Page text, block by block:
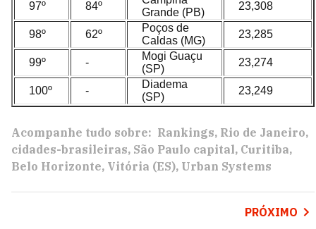
97º 84º
Grande (PB)
23,308
98º 62º
Poços de
Caldas (MG)
23,285
99º -
Mogi Guaçu
(SP)
23,274
100º -
Diadema
(SP)
23,249
Acompanhe tudo sobre: Rankings Rio de Janeiro
cidades-brasileiras São Paulo capital Curitiba
Belo Horizonte Vitória (ES) Urban Systems
PRÓXIMO